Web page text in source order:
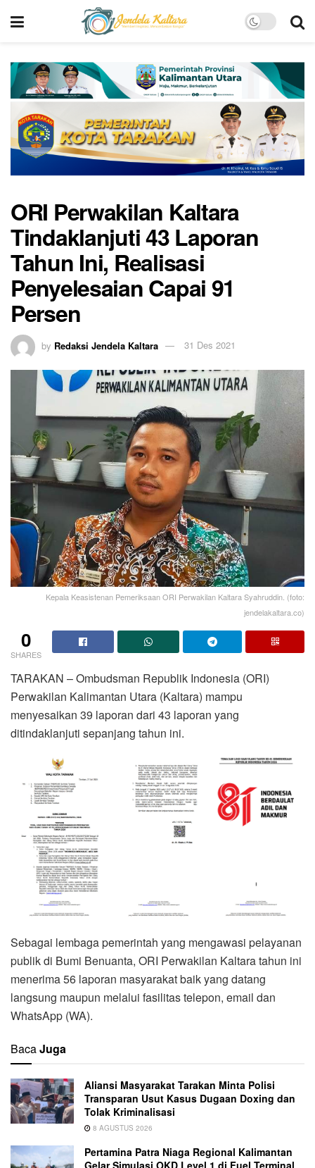
ORI Perwakilan Kaltara
Tindaklanjuti 43 Laporan
Tahun Ini, Realisasi
Penyelesaian Capai 91
Persen
by Redaksi Jendela Kaltara 31 Des 2021
Kepala Keasistenan Pemeriksaan ORI Perwakilan Kaltara Syahruddin. (foto:
jendelakaltara.co)
0
SHARES
TARAKAN – Ombudsman Republik Indonesia (ORI)
Perwakilan Kalimantan Utara (Kaltara) mampu
menyesaikan 39 laporan dari 43 laporan yang
ditindaklanjuti sepanjang tahun ini.
Sebagai lembaga pemerintah yang mengawasi pelayanan
publik di Bumi Benuanta, ORI Perwakilan Kaltara tahun ini
menerima 56 laporan masyarakat baik yang datang
langsung maupun melalui fasilitas telepon, email dan
WhatsApp (WA).
BacaJuga
Aliansi Masyarakat Tarakan Minta Polisi
Transparan Usut Kasus Dugaan Doxing dan
Tolak Kriminalisasi
8 AGUSTUS 2026
Pertamina Patra Niaga Regional Kalimantan
Gelar Simulasi OKD Level 1 di Fuel Terminal